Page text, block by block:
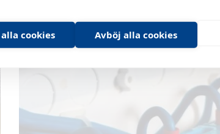
cookies Avböj alla cookies